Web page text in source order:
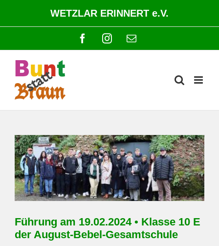
springen
WETZLAR ERINNERT e.V.
FacebookInstagram
E-
Mail
Führung am 19.02.2024 • Klasse 10 E
der August-Bebel-Gesamtschule